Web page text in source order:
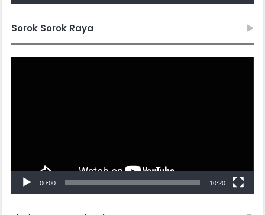
Sorok Sorok Raya
00:00 10:20